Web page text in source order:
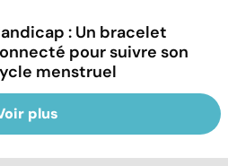
: Un bracelet
pour suivre son
menstruel
plus